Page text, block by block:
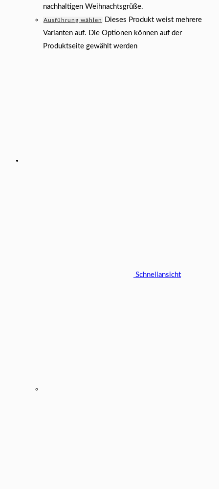
nachhaltigen Weihnachtsgrüße.
Ausführung wählen
Dieses Produkt weist mehrere
Varianten auf. Die Optionen können auf der
Produktseite gewählt werden
Schnellansicht